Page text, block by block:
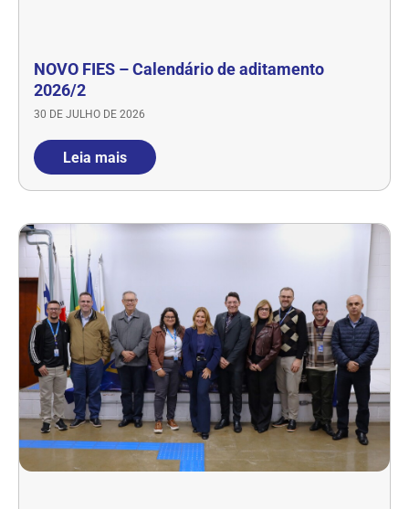
NOVO FIES – Calendário de aditamento
2026/2
30 DE JULHO DE 2026
Leia mais